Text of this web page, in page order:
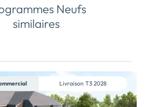
Neufs
similaires
Livraison T3 2028